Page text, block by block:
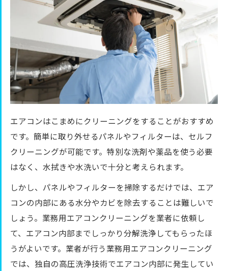
エアコンはこまめにクリーニングをすることがおすすめ
です。簡単に取り外せるパネルやフィルターは、セルフ
クリーニングが可能です。特別な洗剤や薬品を使う必要
はなく、水拭きや水洗いで十分と考えられます。
しかし、パネルやフィルターを掃除するだけでは、エア
コンの内部にある水分やカビを除去することは難しいで
しょう。業務用エアコンクリーニングを業者に依頼し
て、エアコン内部までしっかり分解洗浄してもらったほ
うがよいです。業者が行う業務用エアコンクリーニング
では、独自の高圧洗浄技術でエアコン内部に発生してい